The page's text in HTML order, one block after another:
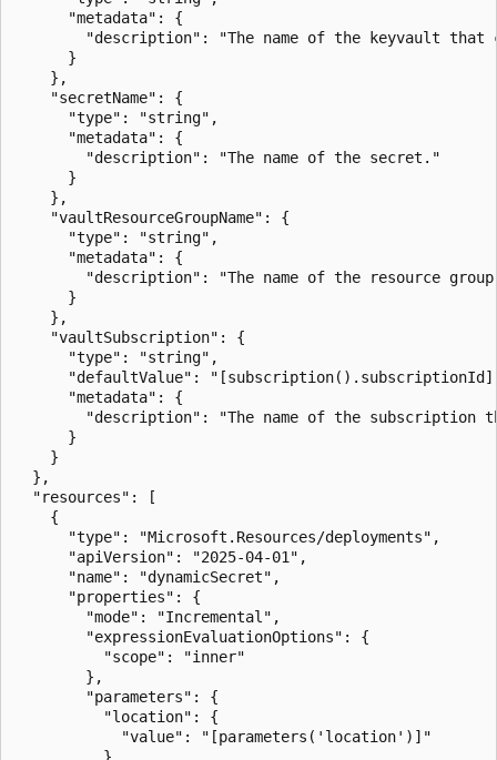
      "metadata": {
"description": "The name of the keyvault that
      }
    },
    "secretName": {
      "type": "string",
      "metadata": {
        "description": "The name of the secret."
      }
    },
    "vaultResourceGroupName": {
      "type": "string",
      "metadata": {
"description": "The name of the resource
      }
    },
    "vaultSubscription": {
      "type": "string",
"defaultValue":
      "metadata": {
"description": "The name of the subscription
      }
    }
  },
  "resources": [
    {
      "type": "Microsoft.Resources/deployments",
      "apiVersion": "2025-04-01",
      "name": "dynamicSecret",
      "properties": {
        "mode": "Incremental",
        "expressionEvaluationOptions": {
          "scope": "inner"
        },
        "parameters": {
          "location": {
            "value": "[parameters('location')]"
          },